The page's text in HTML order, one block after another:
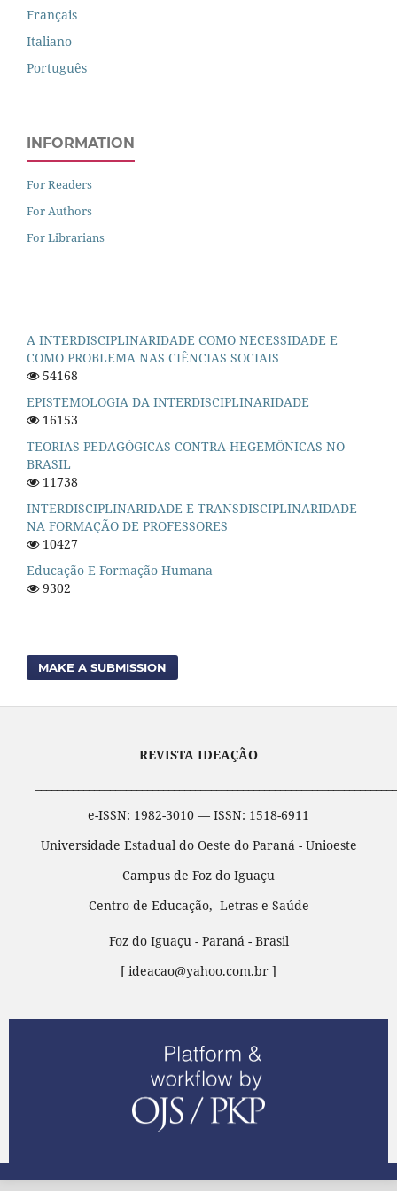
Français
Italiano
Português
INFORMATION
For Readers
For Authors
For Librarians
A INTERDISCIPLINARIDADE COMO NECESSIDADE E
COMO PROBLEMA NAS CIÊNCIAS SOCIAIS
54168
EPISTEMOLOGIA DA INTERDISCIPLINARIDADE
16153
TEORIAS PEDAGÓGICAS CONTRA-HEGEMÔNICAS NO
BRASIL
11738
INTERDISCIPLINARIDADE E TRANSDISCIPLINARIDADE
NA FORMAÇÃO DE PROFESSORES
10427
Educação E Formação Humana
9302
MAKE A SUBMISSION
REVISTA IDEAÇÃO
e-ISSN: 1982-3010 — ISSN: 1518-6911
Universidade Estadual do Oeste do Paraná - Unioeste
Campus de Foz do Iguaçu
Centro de Educação, Letras e Saúde
Foz do Iguaçu - Paraná - Brasil
[ ideacao@yahoo.com.br ]